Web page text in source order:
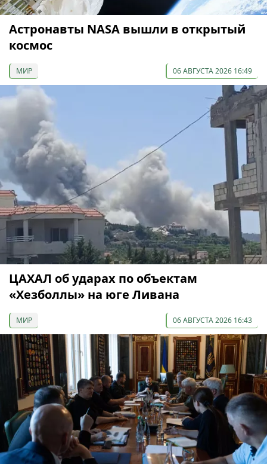
Астронавты NASA вышли в открытый
космос
МИР 06 АВГУСТА 2026 16:49
ЦАХАЛ об ударах по объектам
«Хезболлы» на юге Ливана
МИР 06 АВГУСТА 2026 16:43